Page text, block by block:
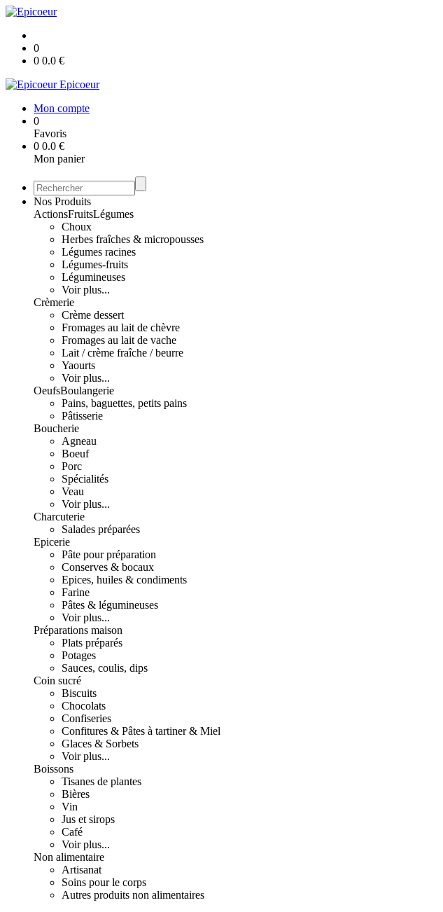
0
0 0.0 €
Epicoeur
Mon compte
0
Favoris
0 0.0 €
Mon panier
Nos Produits
ActionsFruitsLégumes
Choux
Herbes fraîches & micropousses
Légumes racines
Légumes-fruits
Légumineuses
Voir plus...
Crèmerie
Crème dessert
Fromages au lait de chèvre
Fromages au lait de vache
Lait / crème fraîche / beurre
Yaourts
Voir plus...
OeufsBoulangerie
Pains, baguettes, petits pains
Pâtisserie
Boucherie
Agneau
Boeuf
Porc
Spécialités
Veau
Voir plus...
Charcuterie
Salades préparées
Epicerie
Pâte pour préparation
Conserves & bocaux
Epices, huiles & condiments
Farine
Pâtes & légumineuses
Voir plus...
Préparations maison
Plats préparés
Potages
Sauces, coulis, dips
Coin sucré
Biscuits
Chocolats
Confiseries
Confitures & Pâtes à tartiner & Miel
Glaces & Sorbets
Voir plus...
Boissons
Tisanes de plantes
Bières
Vin
Jus et sirops
Café
Voir plus...
Non alimentaire
Artisanat
Soins pour le corps
Autres produits non alimentaires